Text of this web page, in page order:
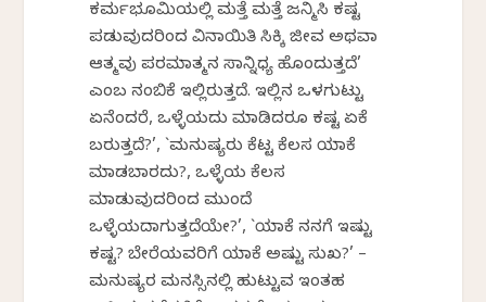
ಕರ್ಮಭೂಮಿಯಲ್ಲಿ ಮತ್ತೆ ಮತ್ತೆ ಜನ್ಮಿಸಿ ಕಷ್ಟ
ಪಡುವುದರಿಂದ ವಿನಾಯಿತಿ ಸಿಕ್ಕಿ ಜೀವ ಅಥವಾ
ಆತ್ಮವು ಪರಮಾತ್ಮನ ಸಾನ್ನಿಧ್ಯ ಹೊಂದುತ್ತದೆ’
ಎಂಬ ನಂಬಿಕೆ ಇಲ್ಲಿರುತ್ತದೆ. ಇಲ್ಲಿನ ಒಳಗುಟ್ಟು
ಏನೆಂದರೆ, ಒಳ್ಳೆಯದು ಮಾಡಿದರೂ ಕಷ್ಟ ಏಕೆ
ಬರುತ್ತದೆ?’, `ಮನುಷ್ಯರು ಕೆಟ್ಟ ಕೆಲಸ ಯಾಕೆ
ಮಾಡಬಾರದು?, ಒಳ್ಳೆಯ ಕೆಲಸ
ಮಾಡುವುದರಿಂದ ಮುಂದೆ
ಒಳ್ಳೆಯದಾಗುತ್ತದೆಯೇ?’, `ಯಾಕೆ ನನಗೆ ಇಷ್ಟು
ಕಷ್ಟ? ಬೇರೆಯವರಿಗೆ ಯಾಕೆ ಅಷ್ಟು ಸುಖ?’ –
ಮನುಷ್ಯರ ಮನಸ್ಸಿನಲ್ಲಿ ಹುಟ್ಟುವ ಇಂತಹ